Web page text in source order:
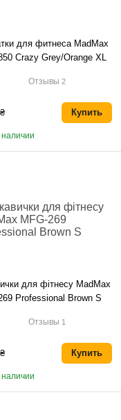
для фитнеса MadMax
Crazy Grey/Orange XL
Отзывы2
₴
наличии
Купить
для фітнесу MadMax
Professional Brown S
Отзывы 1
₴
наличии
Купить